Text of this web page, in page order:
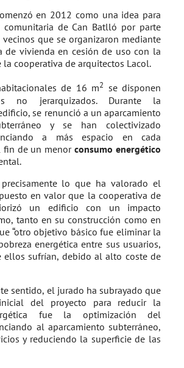
en 2012 como una idea para
comunitaria de Can Batlló por parte
que se organizaron mediante
de vivienda en cesión de uso con la
cooperativa de arquitectos Lacol.
de 16 m2 se disponen
no jerarquizados. Durante la
se renunció a un aparcamiento
y se han colectivizado
a más espacio en cada
fin de un menorconsumo energético
lo que ha valorado el
en valor que la cooperativa de
un edificio con un impacto
tanto en su construcción como en
“otro objetivo básico fue eliminar la
energética entre sus usuarios,
ellos sufrían, debido al alto coste de
sentido, el jurado ha subrayado que
del proyecto para reducir la
fue la optimización del
al aparcamiento subterráneo,
y reduciendo la superficie de las